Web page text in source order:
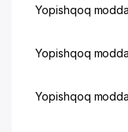
Yopishqoq
Yopishqoq
Yopishqoq